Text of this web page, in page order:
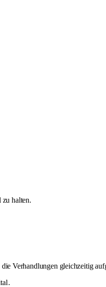
halten.
Verhandlungen gleichzeitig
.